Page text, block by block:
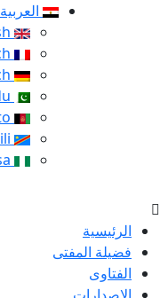
العربية
الرئيسية
فضيلة المفتى
الفتاوى